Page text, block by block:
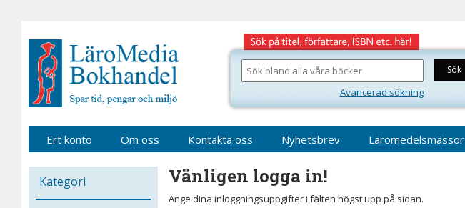
Sök
bland
våra
Avancerad sökning
Ert konto Om oss Kontakta oss Nyhetsbrev Läromedelsmässor
Kategori Vänligen logga in!
Ange dina inloggningsuppgifter i fälten högst upp på sidan.